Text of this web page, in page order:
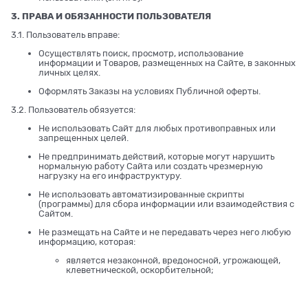
3. ПРАВА И ОБЯЗАННОСТИ ПОЛЬЗОВАТЕЛЯ
3.1. Пользователь вправе:
Осуществлять поиск, просмотр, использование
информации и Товаров, размещенных на Сайте, в законных
личных целях.
Оформлять Заказы на условиях Публичной оферты.
3.2. Пользователь обязуется:
Не использовать Сайт для любых противоправных или
запрещенных целей.
Не предпринимать действий, которые могут нарушить
нормальную работу Сайта или создать чрезмерную
нагрузку на его инфраструктуру.
Не использовать автоматизированные скрипты
(программы) для сбора информации или взаимодействия с
Сайтом.
Не размещать на Сайте и не передавать через него любую
информацию, которая:
является незаконной, вредоносной, угрожающей,
клеветнической, оскорбительной;